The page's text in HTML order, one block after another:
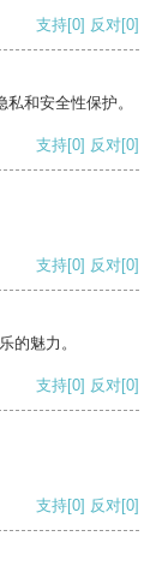
支持[0] 反对[0]
和安全性保护。
支持[0] 反对[0]
支持[0] 反对[0]
的魅力。
支持[0] 反对[0]
支持[0] 反对[0]